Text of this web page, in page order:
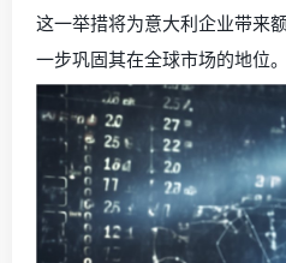
这一举措将为意大利企业带来
一步巩固其在全球市场的地位。